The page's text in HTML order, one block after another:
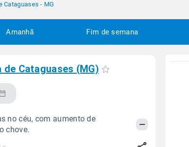
Cataguases - MG
Amanhã Fim de semana
de Cataguases (MG)
no céu, com aumento de
chove.